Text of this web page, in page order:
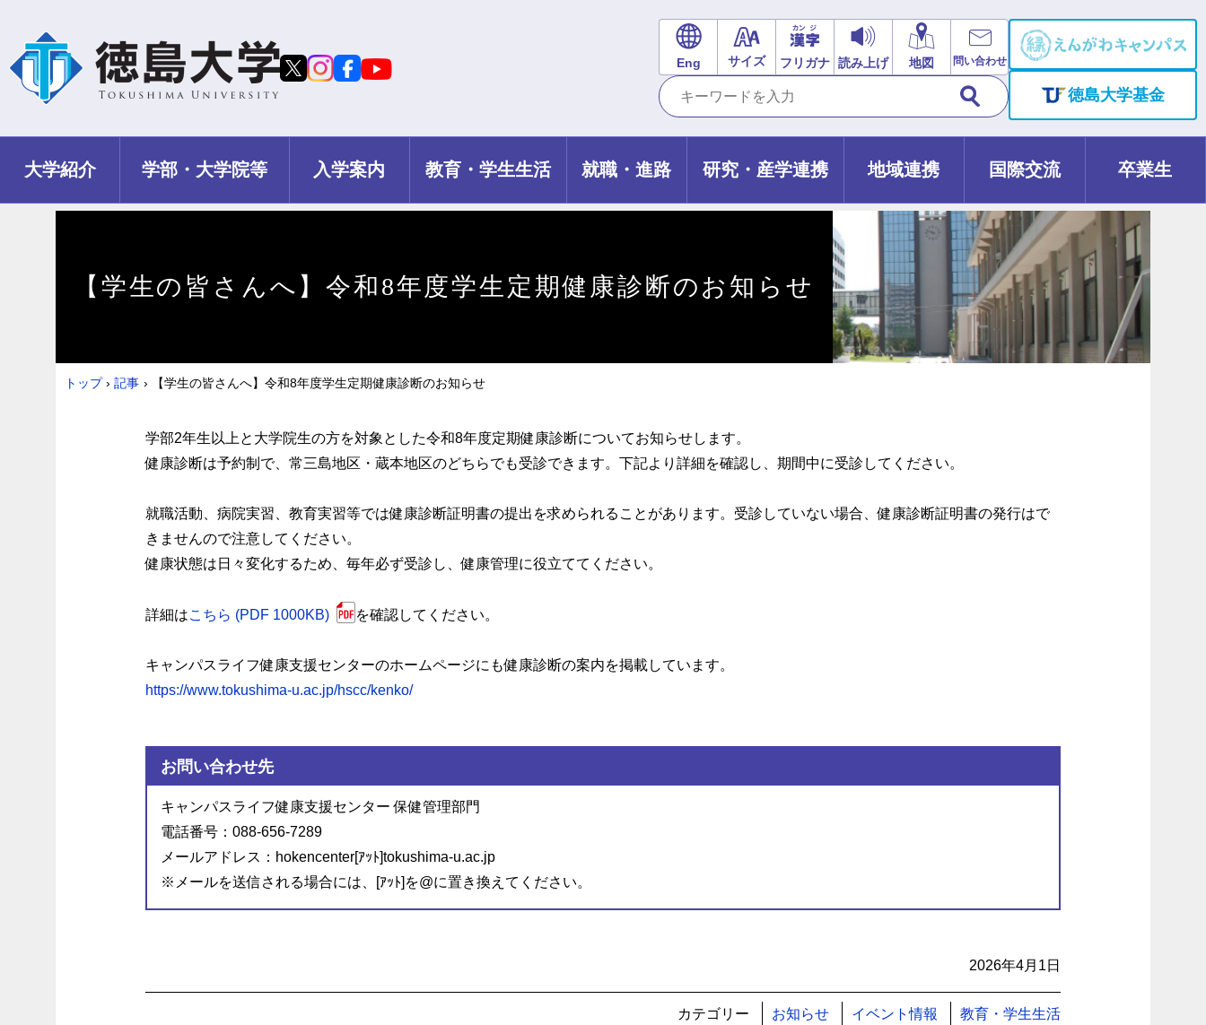
Eng サイズ フリガナ 読み上げ 地図 問い合わせ
徳島大学基金
大学紹介 学部・大学院等 入学案内 教育・学生生活 就職・進路 研究・産学連携 地域連携 国際交流 卒業生
【学生の皆さんへ】令和8年度学生定期健康診断のお知らせ
トップ › 記事 › 【学生の皆さんへ】令和8年度学生定期健康診断のお知らせ
学部2年生以上と大学院生の方を対象とした令和8年度定期健康診断についてお知らせします。
健康診断は予約制で、常三島地区・蔵本地区のどちらでも受診できます。下記より詳細を確認し、期間中に受診してください。
就職活動、病院実習、教育実習等では健康診断証明書の提出を求められることがあります。受診していない場合、健康診断証明書の発行はで
きませんので注意してください。
健康状態は日々変化するため、毎年必ず受診し、健康管理に役立ててください。
詳細はこちら (PDF 1000KB) を確認してください。
キャンパスライフ健康支援センターのホームページにも健康診断の案内を掲載しています。
https://www.tokushima-u.ac.jp/hscc/kenko/
お問い合わせ先
キャンパスライフ健康支援センター 保健管理部門
電話番号：088-656-7289
メールアドレス：hokencenter[ｱｯﾄ]tokushima-u.ac.jp
※メールを送信される場合には、[ｱｯﾄ]を@に置き換えてください。
2026年4月1日
カテゴリー お知らせ イベント情報 教育・学生生活